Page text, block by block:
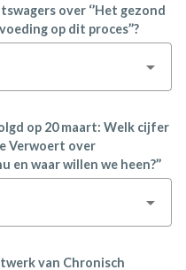
over ‘’Het gezond
op dit proces’’?
op 20 maart: Welk cijfer
Verwoert over
waar willen we heen?’’
van Chronisch